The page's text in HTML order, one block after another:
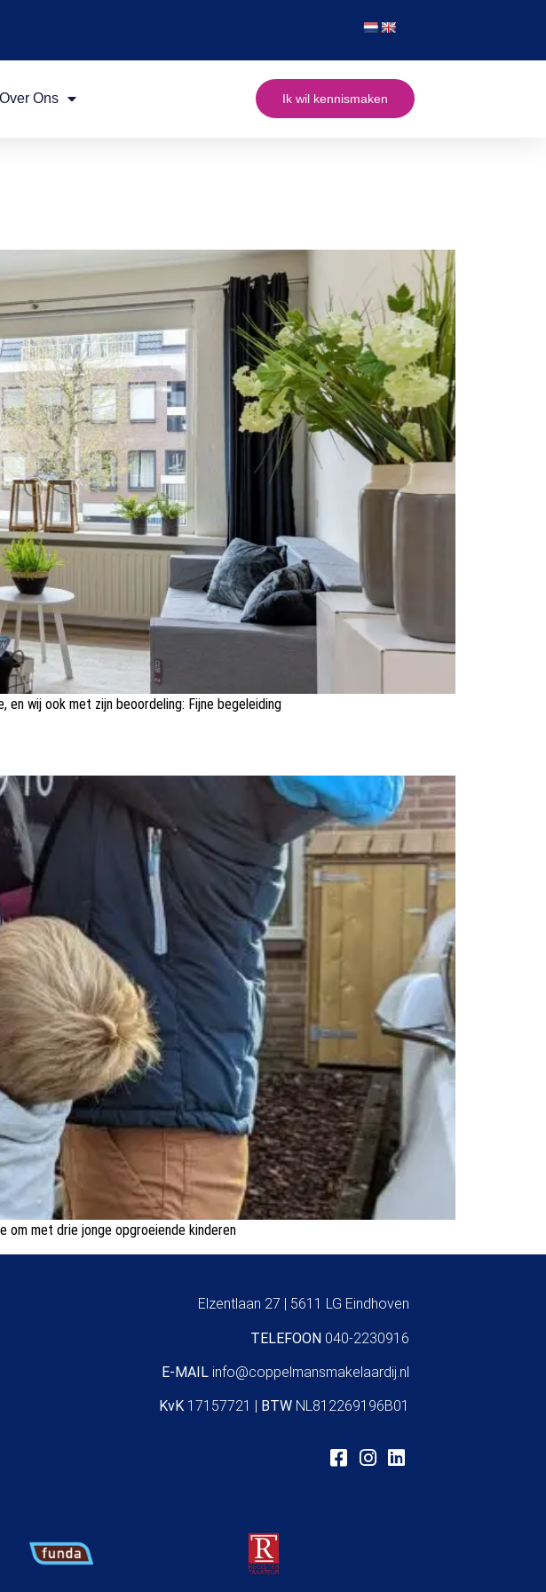
Over Ons Ik wil kennismaken
en wij ook met zijn beoordeling: Fijne begeleiding
om met drie jonge opgroeiende kinderen
Elzentlaan 27 | 5611 LG Eindhoven
TELEFOON 040-2230916
E-MAIL info@coppelmansmakelaardij.nl
KvK 17157721 | BTW NL812269196B01